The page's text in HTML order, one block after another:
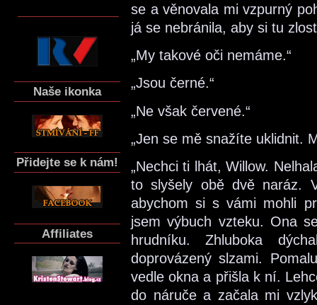
Naše ikonka
Přidejte se k nám!
Affiliates
se a věnovala mi vzpurný
já se nebránila, aby si tu
„My takové oči nemáme.“
„Jsou černé.“
„Ne však červené.“
„Jen se mě snažíte uklidnit.
„Nechci ti lhát, Willow.
to slyšely obě dvě naráz.
abychom si s vámi mohli
jsem výbuch vzteku. Ona
hrudníku. Zhluboka
doprovázený slzami.
vedle okna a přišla k ní.
do náruče a začala mi